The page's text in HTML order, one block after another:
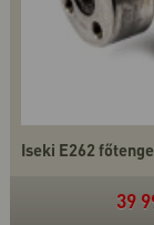
Iseki E262
39